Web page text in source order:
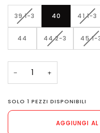
39 1-3VARIANTE
NON
DISPONIBILE
40 41 1-3
44 44 2-3VARIANTE
ESAURITA
NON
45 1-
− +
SOLO1 PEZZI DISPONIBILI
AGGIUNGI AL